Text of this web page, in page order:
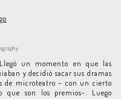
un momento en que las
y decidió sacar sus dramas
de microteatro – con un cierto
son los premios-. Luego